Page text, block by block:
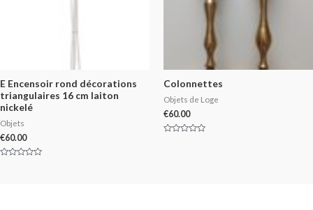
E Encensoir rond décorations
triangulaires 16 cm laiton
nickelé
Objets
€60.00
Colonnettes
Objets de Loge
€60.00